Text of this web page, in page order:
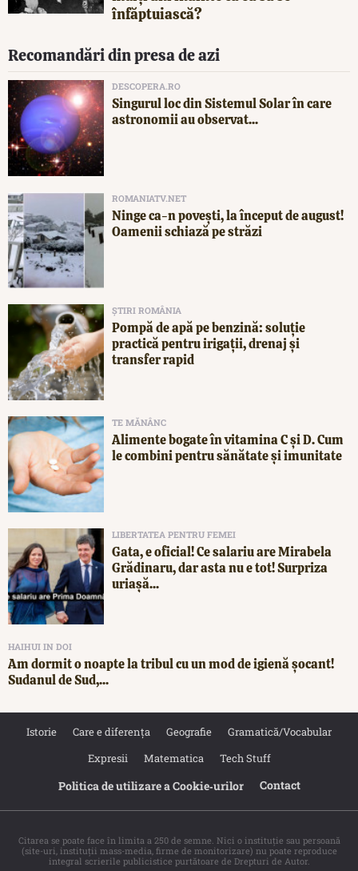
înfăptuiască?
Recomandări din presa de azi
DESCOPERA.RO
Singurul loc din Sistemul Solar în care
astronomii au observat...
ROMANIATV.NET
Ninge ca-n povești, la început de august!
Oamenii schiază pe străzi
ȘTIRI ROMÂNIA
Pompă de apă pe benzină: soluție
practică pentru irigații, drenaj și
transfer rapid
TE MĂNÂNC
Alimente bogate în vitamina C și D. Cum
le combini pentru sănătate și imunitate
LIBERTATEA PENTRU FEMEI
Gata, e oficial! Ce salariu are Mirabela
Grădinaru, dar asta nu e tot! Surpriza
uriașă...
HAIHUI IN DOI
Am dormit o noapte la tribul cu un mod de igienă șocant!
Sudanul de Sud,...
Istorie Care e diferența Geografie
Gramatică/Vocabular
Expresii
Matematica Tech Stuff
Politica de utilizare a Cookie‐urilor Contact
Citarea se poate face în limita a 250 de semne. Nici o instituţie sau persoană
(site-uri, instituţii mass-media, firme de monitorizare) nu poate reproduce
integral scrierile publicistice purtătoare de Drepturi de Autor.